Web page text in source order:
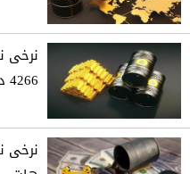
نرخی
4266 دۆلارە
نرخی